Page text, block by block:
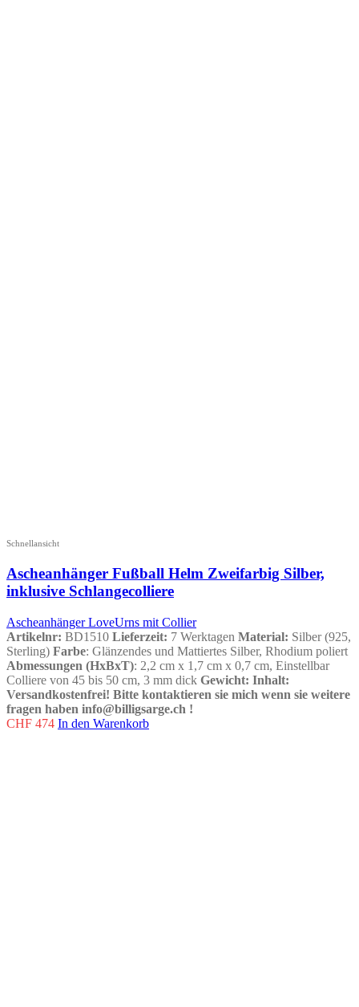
Schnellansicht
Ascheanhänger Fußball Helm Zweifarbig Silber,
inklusive Schlangecolliere
Ascheanhänger LoveUrns mit Collier
Artikelnr: BD1510 Lieferzeit: 7 Werktagen Material: Silber (925,
Sterling) Farbe: Glänzendes und Mattiertes Silber, Rhodium poliert
Abmessungen (HxBxT): 2,2 cm x 1,7 cm x 0,7 cm, Einstellbar
Colliere von 45 bis 50 cm, 3 mm dick Gewicht: Inhalt:
Versandkostenfrei! Bitte kontaktieren sie mich wenn sie weitere
fragen haben info@billigsarge.ch !
CHF 474 In den Warenkorb